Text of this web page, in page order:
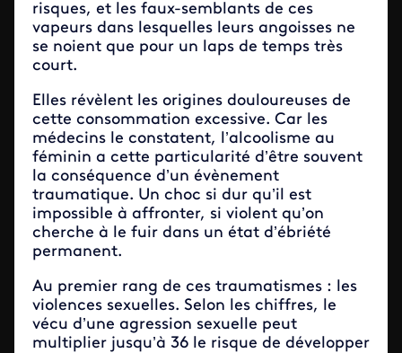
risques, et les faux-semblants de ces
vapeurs dans lesquelles leurs angoisses ne
se noient que pour un laps de temps très
court.
Elles révèlent les origines douloureuses de
cette consommation excessive. Car les
médecins le constatent, l’alcoolisme au
féminin a cette particularité d’être souvent
la conséquence d’un évènement
traumatique. Un choc si dur qu’il est
impossible à affronter, si violent qu’on
cherche à le fuir dans un état d’ébriété
permanent.
Au premier rang de ces traumatismes : les
violences sexuelles. Selon les chiffres, le
vécu d’une agression sexuelle peut
multiplier jusqu’à 36 le risque de développer